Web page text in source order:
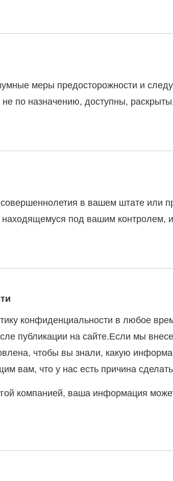
меры предосторожности и
не по назначению, доступны,
в вашем штате или
под вашим контролем,
конфиденциальности в любое
публикации на сайте.Если мы
чтобы вы знали, какую
вам, что у нас есть причина
компанией, ваша информация